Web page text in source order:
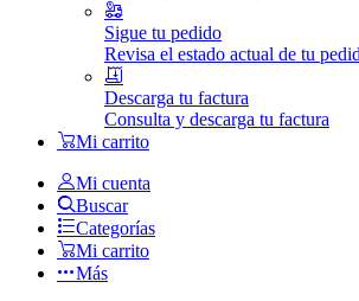
Sigue tu pedido
Revisa el estado actual de tu
Descarga tu factura
Consulta y descarga tu factura
Mi carrito
Mi cuenta
Buscar
Categorías
Mi carrito
Más